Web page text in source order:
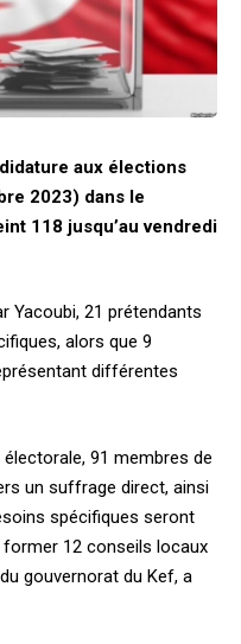
aux élections
2023) dans le
118 jusqu’au vendredi
Yacoubi, 21 prétendants
alors que 9
différentes
91 membres de
un suffrage direct, ainsi
spécifiques seront
12 conseils locaux
gouvernorat du Kef, a